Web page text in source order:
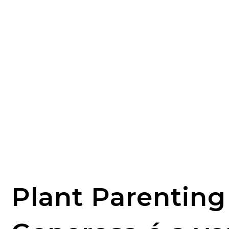
Plant Parenting